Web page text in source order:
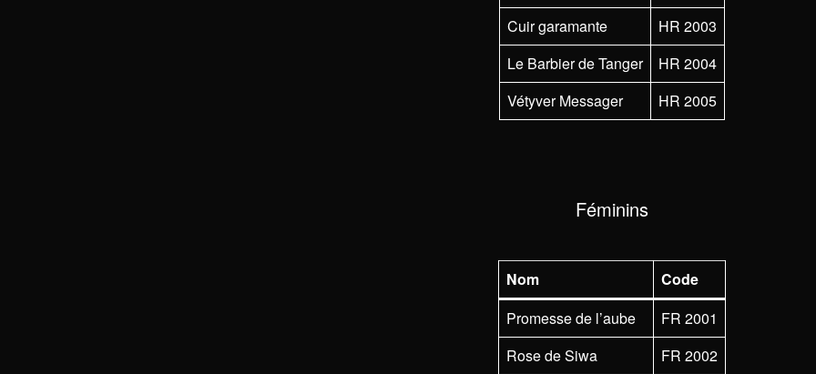
Cuir garamante
HR 2003
Le Barbier de Tanger
HR 2004
Vétyver Messager
HR 2005
Féminins
Nom
Code
Promesse de l’aube
FR 2001
Rose de Siwa
FR 2002